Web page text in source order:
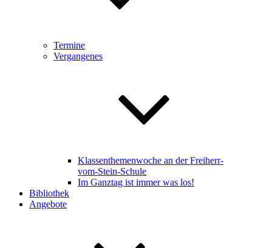
Termine
Vergangenes
Klassenthemenwoche an der Freiherr-
vom-Stein-Schule
Im Ganztag ist immer was los!
Bibliothek
Angebote